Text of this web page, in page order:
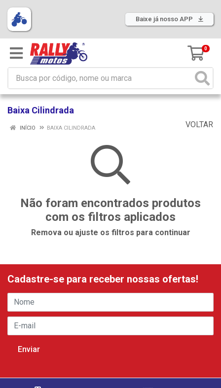
Baixe já nosso APP
0
Baixa Cilindrada
VOLTAR
INÍCIO BAIXA CILINDRADA
Não foram encontrados produtos
com os filtros aplicados
Remova ou ajuste os filtros para continuar
Cadastre-se para receber nossas ofertas!